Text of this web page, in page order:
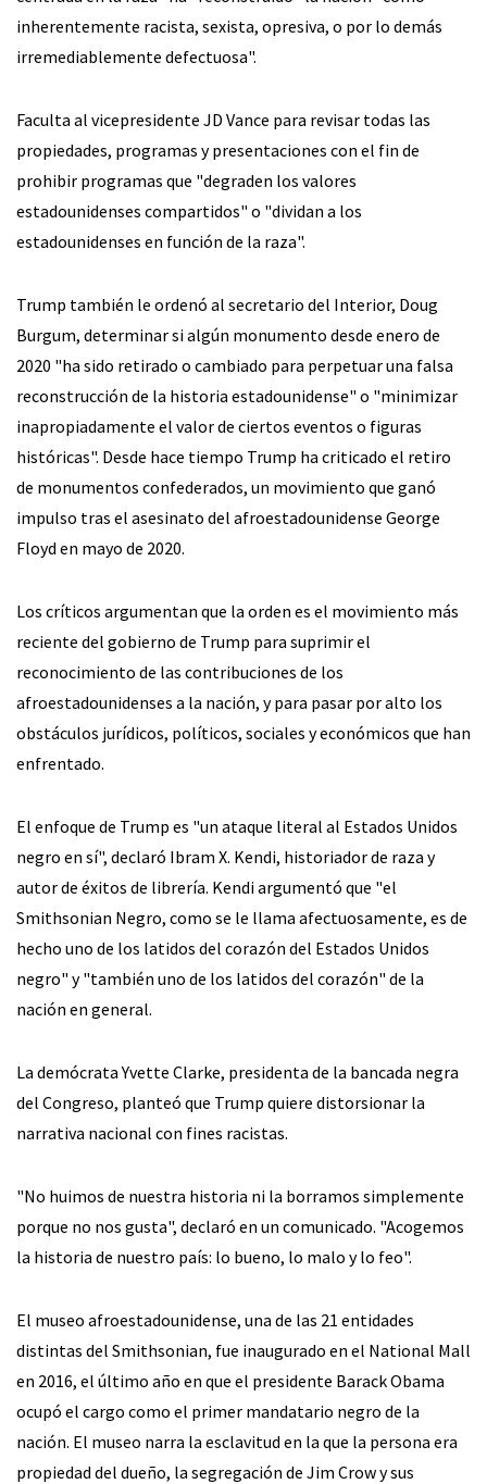
inherentemente racista, sexista, opresiva, o por lo demás
irremediablemente defectuosa".
Faculta al vicepresidente JD Vance para revisar todas las
propiedades, programas y presentaciones con el fin de
prohibir programas que "degraden los valores
estadounidenses compartidos" o "dividan a los
estadounidenses en función de la raza".
Trump también le ordenó al secretario del Interior, Doug
Burgum, determinar si algún monumento desde enero de
2020 "ha sido retirado o cambiado para perpetuar una falsa
reconstrucción de la historia estadounidense" o "minimizar
inapropiadamente el valor de ciertos eventos o figuras
históricas". Desde hace tiempo Trump ha criticado el retiro
de monumentos confederados, un movimiento que ganó
impulso tras el asesinato del afroestadounidense George
Floyd en mayo de 2020.
Los críticos argumentan que la orden es el movimiento más
reciente del gobierno de Trump para suprimir el
reconocimiento de las contribuciones de los
afroestadounidenses a la nación, y para pasar por alto los
obstáculos jurídicos, políticos, sociales y económicos que han
enfrentado.
El enfoque de Trump es "un ataque literal al Estados Unidos
negro en sí", declaró Ibram X. Kendi, historiador de raza y
autor de éxitos de librería. Kendi argumentó que "el
Smithsonian Negro, como se le llama afectuosamente, es de
hecho uno de los latidos del corazón del Estados Unidos
negro" y "también uno de los latidos del corazón" de la
nación en general.
La demócrata Yvette Clarke, presidenta de la bancada negra
del Congreso, planteó que Trump quiere distorsionar la
narrativa nacional con fines racistas.
"No huimos de nuestra historia ni la borramos simplemente
porque no nos gusta", declaró en un comunicado. "Acogemos
la historia de nuestro país: lo bueno, lo malo y lo feo".
El museo afroestadounidense, una de las 21 entidades
distintas del Smithsonian, fue inaugurado en el National Mall
en 2016, el último año en que el presidente Barack Obama
ocupó el cargo como el primer mandatario negro de la
nación. El museo narra la esclavitud en la que la persona era
propiedad del dueño, la segregación de Jim Crow y sus